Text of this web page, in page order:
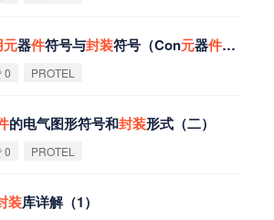
元器件符号与封装符号（Con元器件符号）
0 PROTEL
的电气图形符号和封装形式（二）
0 PROTEL
装库详解（1）